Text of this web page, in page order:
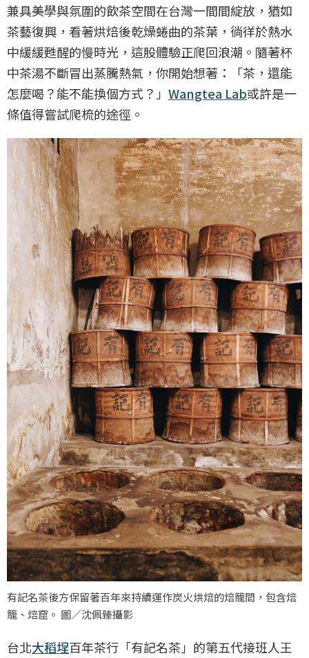
兼具美學與氛圍的飲茶空間在台灣一間間綻放，猶如
茶藝復興，看著烘焙後乾燥蜷曲的茶葉，徜徉於熱水
中緩緩甦醒的慢時光，這股體驗正爬回浪潮。隨著杯
中茶湯不斷冒出蒸騰熱氣，你開始想著：「茶，還能
怎麼喝？能不能換個方式？」 Wangtea Lab或許是一
條值得嘗試爬梳的途徑。
有記名茶後方保留著百年來持續運作炭火烘焙的焙籠間，包含焙
籠、焙窟。 圖／沈佩臻攝影
台北大稻埕百年茶行「有記名茶」的第五代接班人王